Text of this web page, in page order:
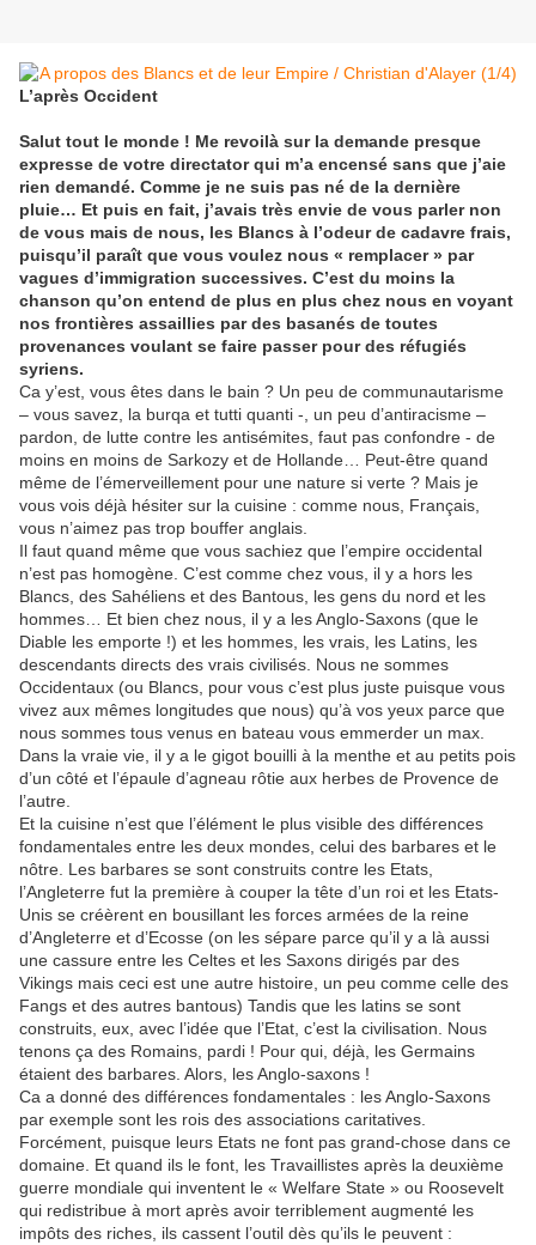
L’après Occident
Salut tout le monde ! Me revoilà sur la demande presque
expresse de votre directator qui m’a encensé sans que j’aie
rien demandé. Comme je ne suis pas né de la dernière
pluie… Et puis en fait, j’avais très envie de vous parler non
de vous mais de nous, les Blancs à l’odeur de cadavre frais,
puisqu’il paraît que vous voulez nous « remplacer » par
vagues d’immigration successives. C’est du moins la
chanson qu’on entend de plus en plus chez nous en voyant
nos frontières assaillies par des basanés de toutes
provenances voulant se faire passer pour des réfugiés
syriens.
Ca y’est, vous êtes dans le bain ? Un peu de communautarisme
– vous savez, la burqa et tutti quanti -, un peu d’antiracisme –
pardon, de lutte contre les antisémites, faut pas confondre - de
moins en moins de Sarkozy et de Hollande… Peut-être quand
même de l’émerveillement pour une nature si verte ? Mais je
vous vois déjà hésiter sur la cuisine : comme nous, Français,
vous n’aimez pas trop bouffer anglais.
Il faut quand même que vous sachiez que l’empire occidental
n’est pas homogène. C’est comme chez vous, il y a hors les
Blancs, des Sahéliens et des Bantous, les gens du nord et les
hommes… Et bien chez nous, il y a les Anglo-Saxons (que le
Diable les emporte !) et les hommes, les vrais, les Latins, les
descendants directs des vrais civilisés. Nous ne sommes
Occidentaux (ou Blancs, pour vous c’est plus juste puisque vous
vivez aux mêmes longitudes que nous) qu’à vos yeux parce que
nous sommes tous venus en bateau vous emmerder un max.
Dans la vraie vie, il y a le gigot bouilli à la menthe et au petits pois
d’un côté et l’épaule d’agneau rôtie aux herbes de Provence de
l’autre.
Et la cuisine n’est que l’élément le plus visible des différences
fondamentales entre les deux mondes, celui des barbares et le
nôtre. Les barbares se sont construits contre les Etats,
l’Angleterre fut la première à couper la tête d’un roi et les Etats-
Unis se créèrent en bousillant les forces armées de la reine
d’Angleterre et d’Ecosse (on les sépare parce qu’il y a là aussi
une cassure entre les Celtes et les Saxons dirigés par des
Vikings mais ceci est une autre histoire, un peu comme celle des
Fangs et des autres bantous) Tandis que les latins se sont
construits, eux, avec l’idée que l’Etat, c’est la civilisation. Nous
tenons ça des Romains, pardi ! Pour qui, déjà, les Germains
étaient des barbares. Alors, les Anglo-saxons !
Ca a donné des différences fondamentales : les Anglo-Saxons
par exemple sont les rois des associations caritatives.
Forcément, puisque leurs Etats ne font pas grand-chose dans ce
domaine. Et quand ils le font, les Travaillistes après la deuxième
guerre mondiale qui inventent le « Welfare State » ou Roosevelt
qui redistribue à mort après avoir terriblement augmenté les
impôts des riches, ils cassent l’outil dès qu’ils le peuvent :